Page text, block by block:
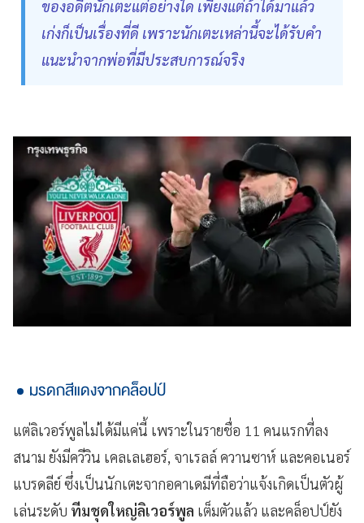
ของอดีตนักเตะแต่อย่างใด เพียงแต่ถ้าได้มาแล้ว
เก่งก็เป็นเรื่องที่ดี เพราะนักเตะเหล่านี้จะได้รับคำ
แนะนำจากพ่อที่มีประสบการณ์จริง
มรดกสีแดงจากคล็อปป์
แต่ลิเวอร์พูลไม่ได้มีแค่นี้ เพราะในรายชื่อ 11 คนแรกที่ลง
สนาม ยังมีควีวิน เคลเลเฮอร์, จาเรลล์ ควานซาห์ และคอเนอร์
แบรดลีย์ ซึ่งเป็นนักเตะจากอคาเดมีที่ถือว่าแจ้งเกิดเป็นตัวผู้
เล่นระดับ ทีมชุดใหญ่ลิเวอร์พูล เต็มตัวแล้ว และคล็อปป์ยัง